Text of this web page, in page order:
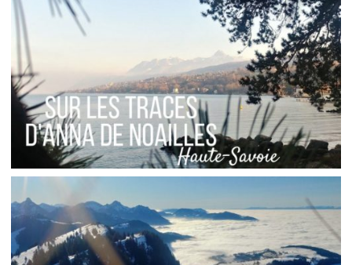
FRANCE // LE PETIT RÉPERTOIRE DU
MATRIMOINE
Europe
HAUTE-SAVOIE // SUR LES TRACES D’ANNA DE
NOAILLES
Blog, Europe